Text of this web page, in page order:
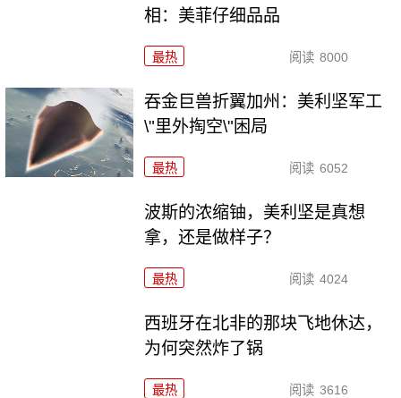
相：美菲仔细品品
最热 阅读 8000
吞金巨兽折翼加州：美利坚军工
\"里外掏空\"困局
最热 阅读 6052
波斯的浓缩铀，美利坚是真想
拿，还是做样子？
最热 阅读 4024
西班牙在北非的那块飞地休达，
为何突然炸了锅
最热 阅读 3616